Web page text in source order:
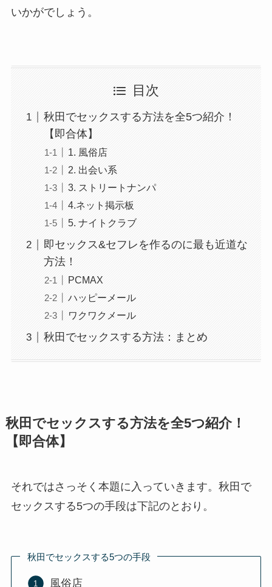
いかがでしょう。
目次
秋田でセックスする方法を全5つ紹介！
【即合体】
1. 風俗店
2. 出会い系
3. ストリートナンパ
4.ネット掲示板
5. ナイトクラブ
即セックス&セフレを作るのに最も近道な
方法！
PCMAX
ハッピーメール
ワクワクメール
秋田でセックスする方法：まとめ
秋田でセックスする方法を全5つ紹介！
【即合体】
それではさっそく本題に入っていきます。秋田で
セックスする5つの手段は下記のとおり。
秋田でセックスする5つの手段
風俗店